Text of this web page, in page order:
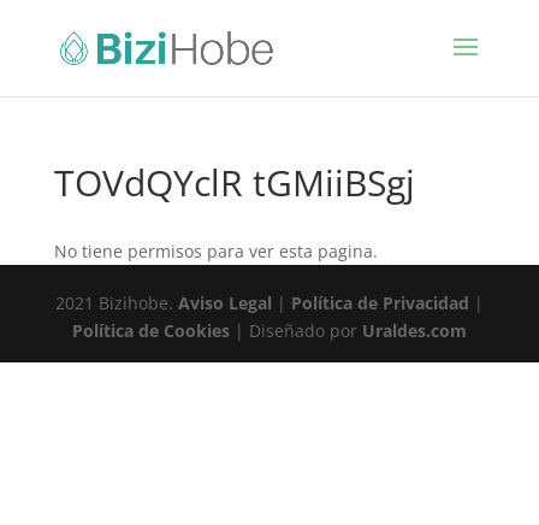
TOVdQYclR tGMiiBSgj
No tiene permisos para ver esta pagina.
2021 Bizihobe. Aviso Legal | Política de Privacidad |
Política de Cookies| Diseñado por Uraldes.com